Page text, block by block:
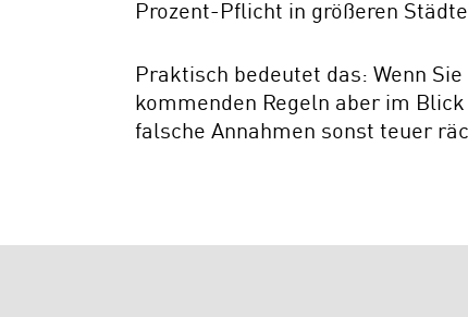
Prozent-Pflicht in größeren
Praktisch bedeutet das: Wenn
kommenden Regeln aber im
falsche Annahmen sonst teuer